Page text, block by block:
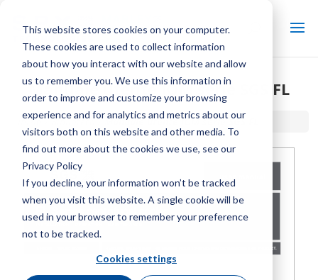
This website stores cookies on your computer.
These cookies are used to collect information
about how you interact with our website and allow
us to remember you. We use this information in
order to improve and customize your browsing
experience and for analytics and metrics about our
visitors both on this website and other media. To
find out more about the cookies we use, see our
Privacy Policy
If you decline, your information won’t be tracked
when you visit this website. A single cookie will be
used in your browser to remember your preference
not to be tracked.
Cookies settings
Manuale utente IOM serie SGS FL
Inizio / Biblioteca / Manuale utente IOM serie SGS FL